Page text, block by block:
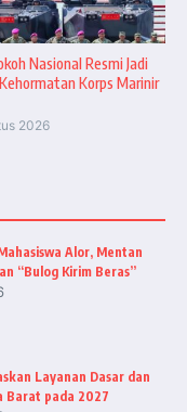
Nasional Resmi Jadi
Korps Marinir
2026
Alor, Mentan
“Bulog Kirim Beras”
Layanan Dasar dan
Barat pada 2027